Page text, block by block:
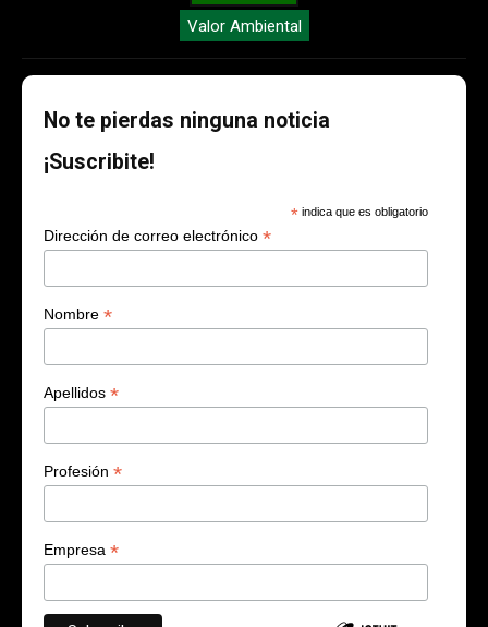
Valor Ambiental
No te pierdas ninguna noticia
¡Suscribite!
* indica que es obligatorio
Dirección de correo electrónico *
Nombre *
Apellidos *
Profesión *
Empresa *